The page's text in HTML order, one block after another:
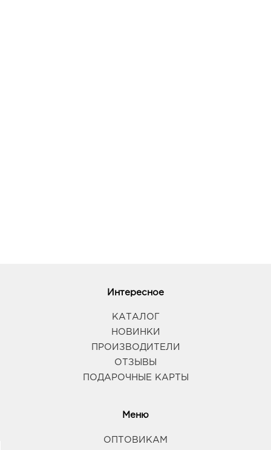
Интересное
КАТАЛОГ
НОВИНКИ
ПРОИЗВОДИТЕЛИ
ОТЗЫВЫ
ПОДАРОЧНЫЕ КАРТЫ
Меню
ОПТОВИКАМ